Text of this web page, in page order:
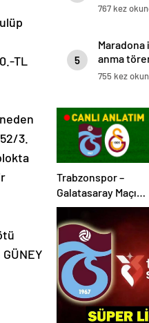
TL
3.
767 kez
5
anma
755 kez
Trabzonspor –
Galatasaray Maçı
Canlı Anlatım |
Trabzonspor –
Galatasaray Bein
Sports 1 Canlı İzle |
Lider, Trabzon
deplasmanında